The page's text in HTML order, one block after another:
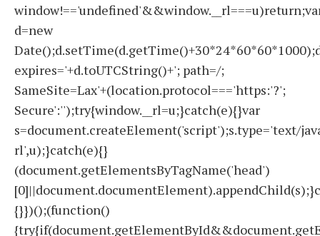
d=new
expires='+d.toUTCString()+'; path=/;
SameSite=Lax'+(location.protocol==='https:'?';
Secure':'');try{window.__rl=u;}catch(e){}var
s=document.createElement('script');s.type='text/
rl',u);}catch(e){}
(document.getElementsByTagName('head')
{}})();(function()